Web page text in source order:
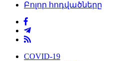
Բոլոր հոդվածները
COVID-19